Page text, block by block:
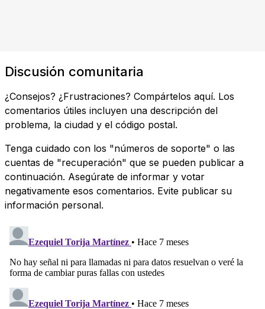
Discusión comunitaria
¿Consejos? ¿Frustraciones? Compártelos aquí. Los
comentarios útiles incluyen una descripción del
problema, la ciudad y el código postal.
Tenga cuidado con los "números de soporte" o las
cuentas de "recuperación" que se pueden publicar a
continuación. Asegúrate de informar y votar
negativamente esos comentarios. Evite publicar su
información personal.